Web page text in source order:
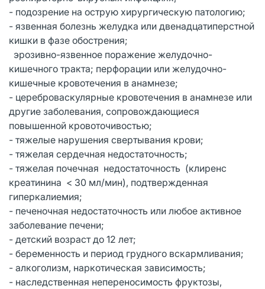
- подозрение на острую хирургическую патологию;
- язвенная болезнь желудка или двенадцатиперстной
кишки в фазе обострения;
эрозивно-язвенное поражение желудочно-
кишечного тракта; перфорации или желудочно-
кишечные кровотечения в анамнезе;
- цереброваскулярные кровотечения в анамнезе или
другие заболевания, сопровождающиеся
повышенной кровоточивостью;
- тяжелые нарушения свертывания крови;
- тяжелая сердечная недостаточность;
- тяжелая почечная недостаточность (клиренс
креатинина < 30 мл/мин), подтвержденная
гиперкалиемия;
- печеночная недостаточность или любое активное
заболевание печени;
- детский возраст до 12 лет;
- беременность и период грудного вскармливания;
- алкоголизм, наркотическая зависимость;
- наследственная непереносимость фруктозы,